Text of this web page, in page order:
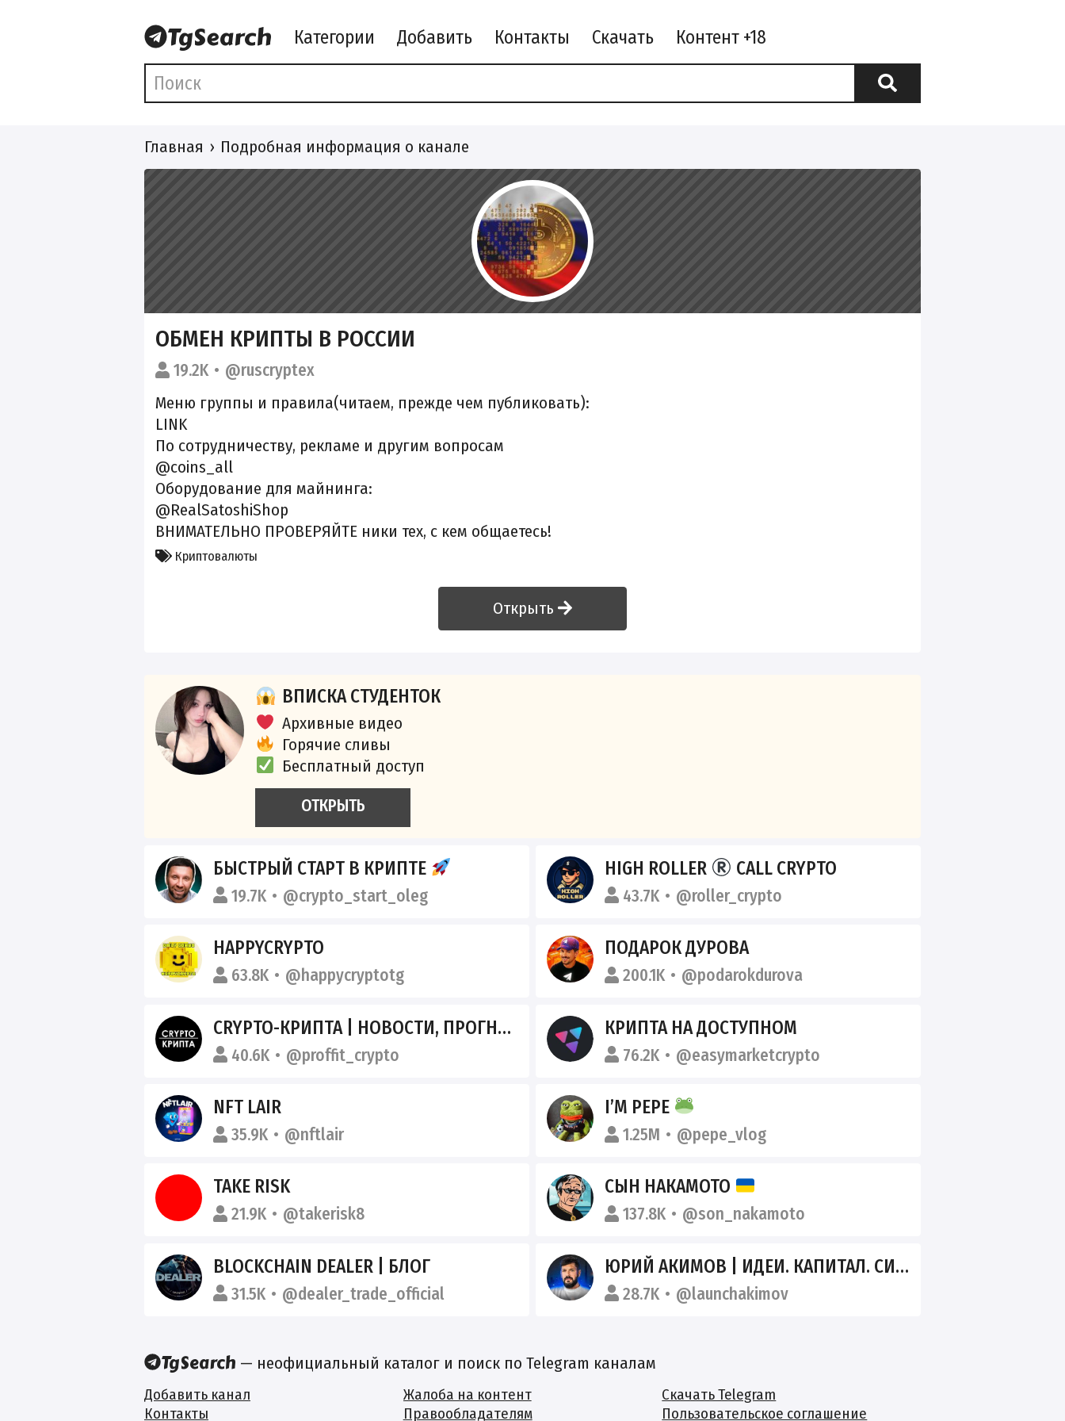
Категории Добавить Контакты Скачать
Главная Подробная информация о канале
ОБМЕН КРИПТЫ В РОССИИ
19.2K
@ruscryptex
Меню группы и правила(читаем, прежде чем публиковать):
LINK
По сотрудничеству, рекламе и другим вопросам
@coins_all
Оборудование для майнинга:
@RealSatoshiShop
ВНИМАТЕЛЬНО ПРОВЕРЯЙТЕ ники тех, с кем общаетесь!
Криптовалюты
Открыть
ВПИСКА СТУДЕНТОК
Архивные видео
Горячие сливы
Бесплатный доступ
ОТКРЫТЬ
БЫСТРЫЙ СТАРТ В КРИПТЕ
19.7K @crypto_start_oleg
HIGH ROLLER CALL CRYPTO
43.7K @roller_crypto
HAPPYCRYPTO
63.8K @happycryptotg
ПОДАРОК ДУРОВА
200.1K @podarokdurova
CRYPTO-КРИПТА | НОВОСТИ, ПРОГНОЗЫ И АНАЛИТИКА
40.6K @proffit_crypto
КРИПТА НА ДОСТУПНОМ
76.2K @easymarketcrypto
NFT LAIR
35.9K @nftlair
I’M PEPE
1.25M @pepe_vlog
TAKE RISK
21.9K @takerisk8
СЫН НАКАМОТО
137.8K @son_nakamoto
BLOCKCHAIN DEALER | БЛОГ
31.5K @dealer_trade_official
ЮРИЙ АКИМОВ | ИДЕИ. КАПИТАЛ. СИЛА.
28.7K @launchakimov
— неофициальный каталог и поиск по Telegram каналам
Добавить канал
Контакты
Жалоба на контент
Правообладателям
Скачать Telegram
Пользовательское соглашение